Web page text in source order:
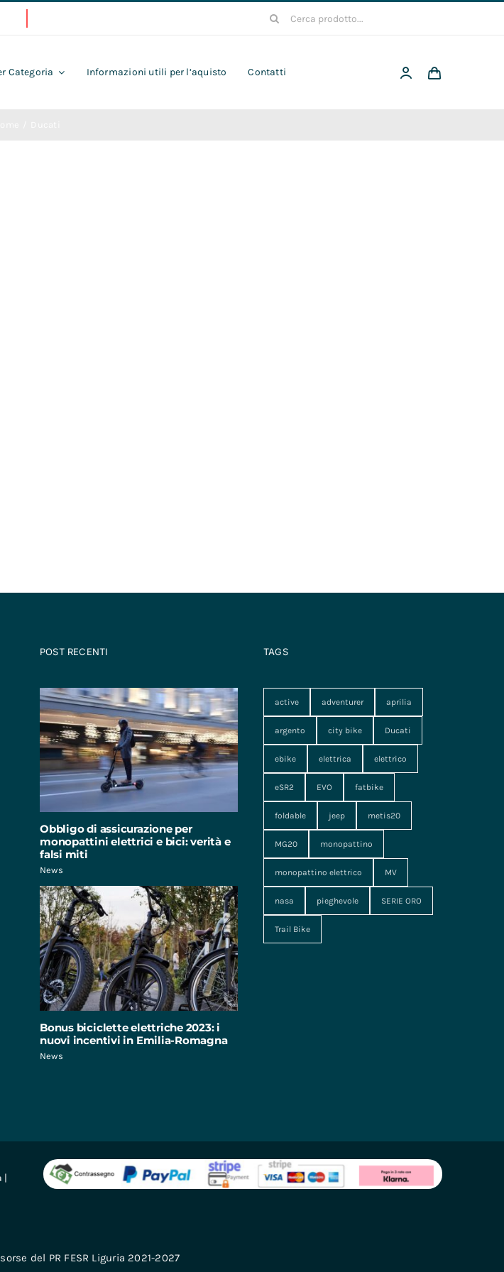
Cerca
Categoria Informazioni utili per l’aquisto Contatti
POST RECENTI
Obbligo di assicurazione per
monopattini elettrici e bici: verità e
falsi miti
News
Bonus biciclette elettriche 2023: i
nuovi incentivi in Emilia-Romagna
News
TAGS
active adventurer aprilia
argento city bike Ducati
ebike elettrica elettrico
eSR2 EVO fatbike
foldable jeep metis20
MG20 monopattino
monopattino elettrico MV
nasa pieghevole SERIE ORO
Trail Bike
|
del PR FESR Liguria 2021-2027